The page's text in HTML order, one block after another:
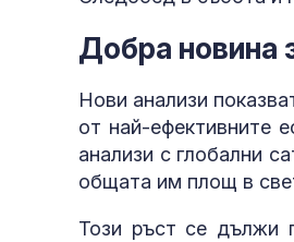
Добра новина
Нови анализи
от най-ефективните
анализи с глобални
общата им площ в
Този ръст се дължи